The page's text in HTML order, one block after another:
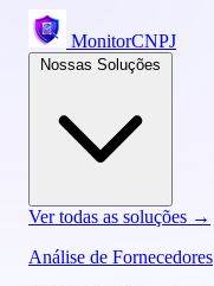
MonitorCNPJ
Ver todas as soluções →
Análise de Fornecedores